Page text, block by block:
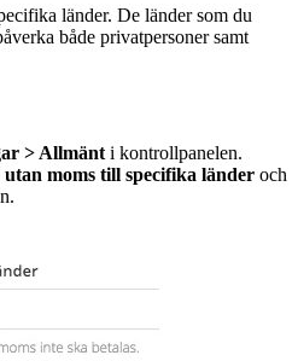
länder. De länder som du
både privatpersoner samt
> Allmänti kontrollpanelen.
utan moms till specifika länder och